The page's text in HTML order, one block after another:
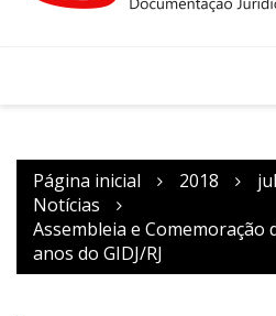
Página inicial 2018
Notícias
Assembleia e Comemoração
anos do GIDJ/RJ